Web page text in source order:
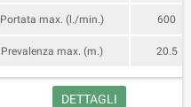
Portata max. (l./min.) 600
Prevalenza max. (m.) 20.5
DETTAGLI